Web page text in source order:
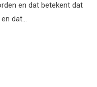
en dat betekent dat
dat…